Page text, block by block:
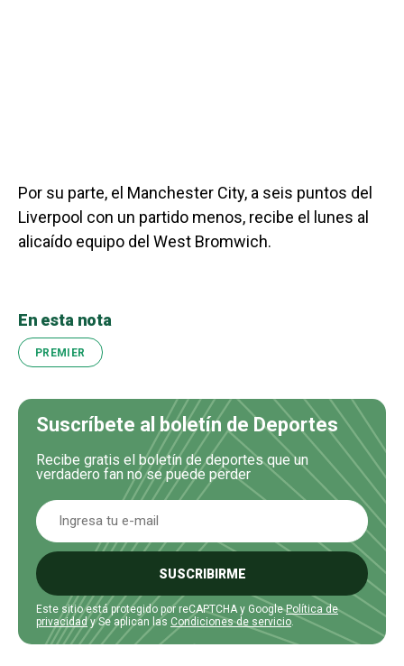
Por su parte, el Manchester City, a seis puntos del
Liverpool con un partido menos, recibe el lunes al
alicaído equipo del West Bromwich.
En esta nota
PREMIER
Suscríbete al boletín de Deportes
Recibe gratis el boletín de deportes que un
verdadero fan no se puede perder
SUSCRIBIRME
Este sitio está protegido por reCAPTCHA y GooglePolítica de
privacidady Se aplican las Condiciones de servicio.